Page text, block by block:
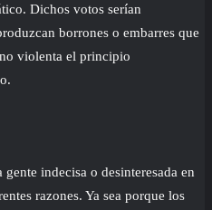
Dichos votos serían
borrones o embarres que
violenta el principio
indecisa o desinteresada en
razones. Ya sea porque los